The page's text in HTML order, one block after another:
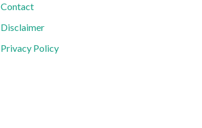
Contact
Disclaimer
Privacy Policy